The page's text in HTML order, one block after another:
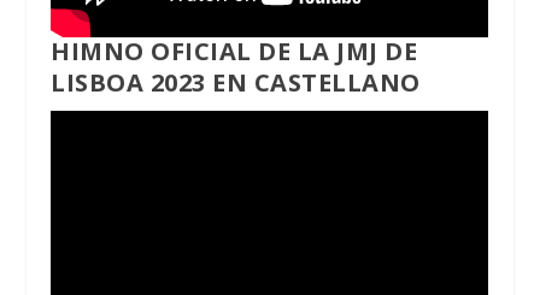
HIMNO OFICIAL DE LA JMJ DE
LISBOA 2023 EN CASTELLANO